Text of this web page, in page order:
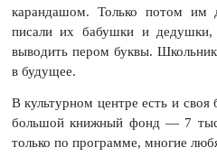
карандашом. Только потом им
писали их бабушки и
выводить пером буквы.
в будущее.
В культурном центре есть и своя
большой книжный фонд — 7
только по программе, многие